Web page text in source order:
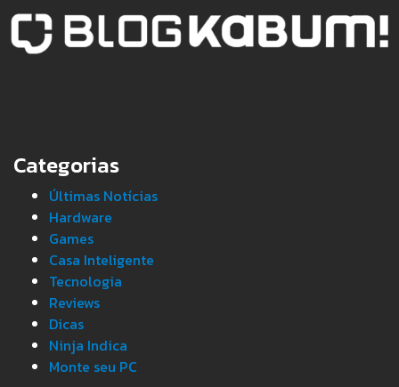
Categorias
Últimas Notícias
Hardware
Games
Casa Inteligente
Tecnologia
Reviews
Dicas
Ninja Indica
Monte seu PC